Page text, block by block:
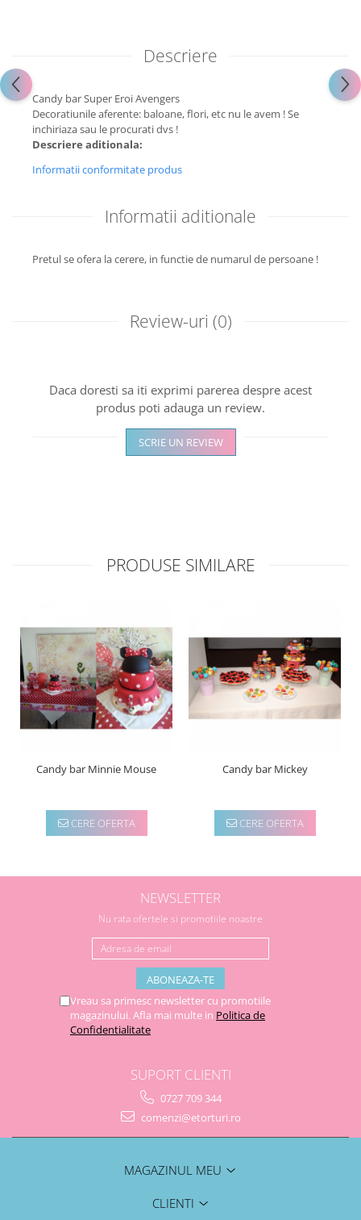
Descriere
Candy bar Super Eroi Avengers
Decoratiunile aferente: baloane, flori, etc nu le avem ! Se
inchiriaza sau le procurati dvs !
Descriere aditionala:
Informatii conformitate produs
Informatii aditionale
Pretul se ofera la cerere, in functie de numarul de persoane !
Review-uri (0)
Daca doresti sa iti exprimi parerea despre acest
produs poti adauga un review.
SCRIE UN REVIEW
PRODUSE SIMILARE
Candy bar Minnie Mouse
CERE OFERTA
Candy bar Mickey
CERE OFERTA
NEWSLETTER
Nu rata ofertele si promotiile noastre
Vreau sa primesc newsletter cu promotiile
magazinului. Afla mai multe in Politica de
Confidentialitate
SUPORT CLIENTI
0727 709 344
comenzi@etorturi.ro
MAGAZINUL MEU
CLIENTI